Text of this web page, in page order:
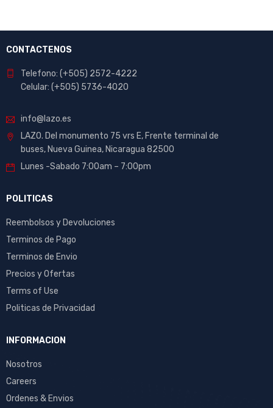
CONTACTENOS
Telefono: (+505) 2572-4222
Celular: (+505) 5736-4020
info@lazo.es
LAZO. Del monumento 75 vrs E, Frente terminal de
buses, Nueva Guinea, Nicaragua 82500
Lunes -Sabado 7:00am – 7:00pm
POLITICAS
Reembolsos y Devoluciones
Terminos de Pago
Terminos de Envio
Precios y Ofertas
Terms of Use
Politicas de Privacidad
INFORMACION
Nosotros
Careers
Ordenes & Envios